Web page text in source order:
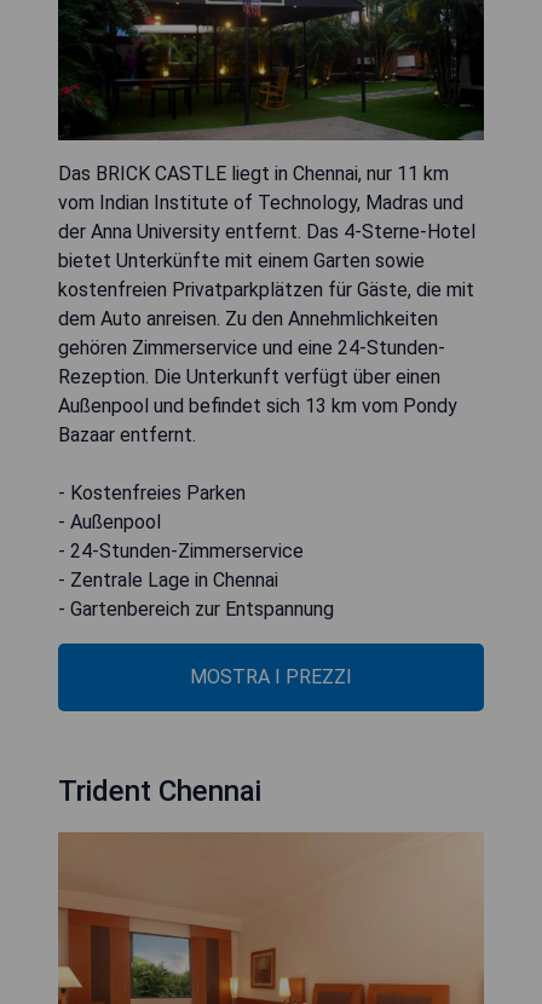
Das BRICK CASTLE liegt in Chennai, nur 11 km
vom Indian Institute of Technology, Madras und
der Anna University entfernt. Das 4-Sterne-Hotel
bietet Unterkünfte mit einem Garten sowie
kostenfreien Privatparkplätzen für Gäste, die mit
dem Auto anreisen. Zu den Annehmlichkeiten
gehören Zimmerservice und eine 24-Stunden-
Rezeption. Die Unterkunft verfügt über einen
Außenpool und befindet sich 13 km vom Pondy
Bazaar entfernt.
- Kostenfreies Parken
- Außenpool
- 24-Stunden-Zimmerservice
- Zentrale Lage in Chennai
- Gartenbereich zur Entspannung
MOSTRA I PREZZI
Trident Chennai